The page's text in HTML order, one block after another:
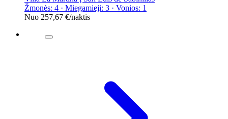
Žmonės: 4 · Miegamieji: 3 · Vonios: 1
Nuo 257,67 €/naktis